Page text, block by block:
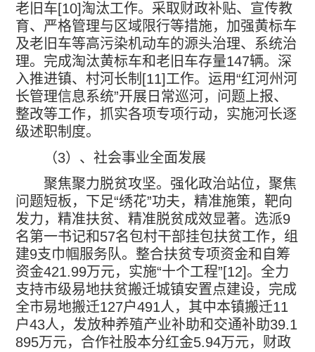
老旧车[10]淘汰工作。采取财政补贴、宣传教
育、严格管理与区域限行等措施，加强黄标车
及老旧车等高污染机动车的源头治理、系统治
理。完成淘汰黄标车和老旧车存量147辆。深
入推进镇、村河长制 [11]工作。运用“红河州河
长管理信息系统”开展日常巡河，问题上报、
整改等工作，抓实各项专项行动，实施河长逐
级述职制度。
（3）、社会事业全面发展
聚焦聚力脱贫攻坚。强化政治站位，聚焦
问题短板，下足“绣花”功夫，精准施策，靶向
发力，精准扶贫、精准脱贫成效显著。选派9
名第一书记和57名包村干部挂包扶贫工作，组
建9支巾帼服务队。整合扶贫专项资金和自筹
资金421.99万元，实施“十个工程”[12]。全力
支持市级易地扶贫搬迁城镇安置点建设，完成
全市易地搬迁127户491人，其中本镇搬迁11
户43人，发放种养殖产业补助和交通补助39.1
895万元，合作社股本分红金5.94万元，财政